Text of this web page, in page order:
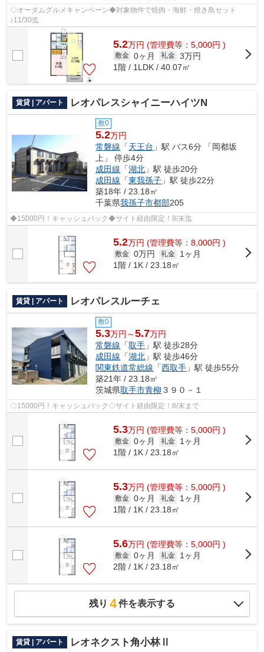
◇オータムグルメキャンペーン◆対象物件で焼肉・海鮮・焼き鳥セット
♪11/30迄
5.2万円 (管理費等：5,000円 )
敷金 0ヶ月 礼金 3万円
1階 / 1LDK / 40.07㎡
賃貸 | アパート レオパレスシャイニーハイツN
敷0
5.2万円
常磐線 「天王台 」駅 バス6分 「岡都坂
上」 停歩4分
成田線 「湖北 」駅 徒歩20分
成田線 「東我孫子 」駅 徒歩22分
築18年 / 23.18㎡
千葉県我孫子市都部205
◆15000円！キャッシュバック◆サイト経由限定！8/末迄
5.2万円 (管理費等：8,000円 )
敷金 0万円 礼金
1ヶ月
1階 / 1K / 23.18㎡
賃貸 | アパート レオパレスルーチェ
敷0
5.3万円～5.7万円
常磐線 「取手 」駅 徒歩28分
成田線 「湖北 」駅 徒歩46分
関東鉄道常総線 「西取手 」駅 徒歩55分
築21年 / 23.18㎡
茨城県取手市青柳 ３９０－１
◇15000円！キャッシュバック◇サイト経由限定！8/末まで
5.3万円 (管理費等：5,000円 )
敷金 0ヶ月 礼金
1ヶ月
1階 / 1K / 23.18㎡
5.3万円 (管理費等：5,000円 )
敷金 0ヶ月 礼金
1ヶ月
1階 / 1K / 23.18㎡
5.6万円 (管理費等：5,000円 )
敷金 0ヶ月 礼金
1ヶ月
2階 / 1K / 23.18㎡
残り 4件を表示する
賃貸 | アパート レオネクスト角小林Ⅱ